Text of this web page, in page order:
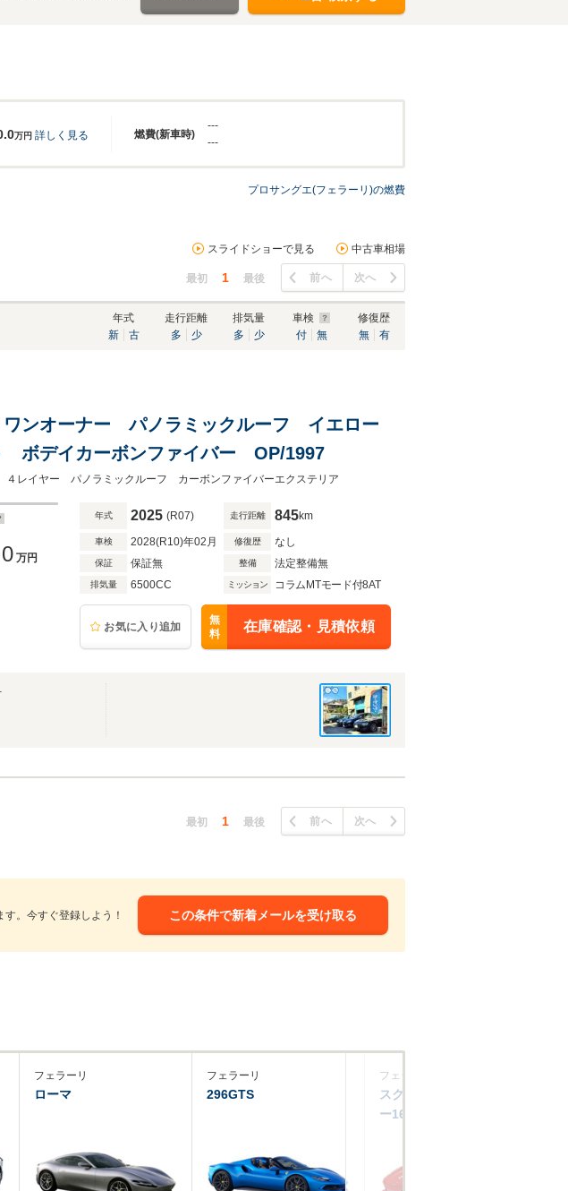
燃費(新車時)
万円 詳しく見る
---
---
プロサングエ(フェラーリ)の燃費
スライドショーで見る 中古車相場
最初 1 最後 前へ 次へ
年式
新
古
走行距離
多
少
排気量
多
少
車検
付
無
修復歴
無
有
ワンオーナー パノラミックルーフ イエロー
ボデイカーボンファイバー OP/1997
レイヤー パノラミックルーフ カーボンファイバーエクステリア
万円
年式 2025 (R07) 走行距離 845km
車検 2028(R10)年02月 修復歴 なし
保証 保証無 整備 法定整備無
排気量 6500CC ミッション コラムMTモード付8AT
お気に入り追加
無
料
在庫確認・見積依頼
最初 1 最後 前へ 次へ
。今すぐ登録しよう！ この条件で新着メールを受け取る
フェラーリ
ローマ
フェラーリ
296GTS
フェラーリ
スクーデリア・スパイダ
ー16M